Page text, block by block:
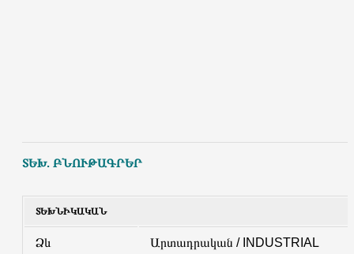
ՏԵԽ. ԲՆՈՒԹԱԳՐԵՐ
ՏԵԽՆԻԿԱԿԱՆ
Ձև Արտադրական / INDUSTRIAL